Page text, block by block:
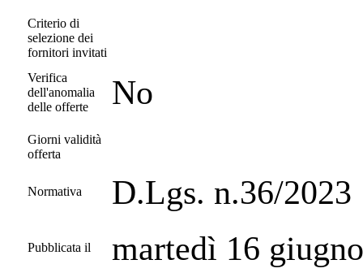
Criterio di
selezione dei
fornitori invitati
Verifica
dell'anomalia
delle offerte
No
Giorni validità
offerta
Normativa D.Lgs. n.36/2023
Pubblicata il martedì 16